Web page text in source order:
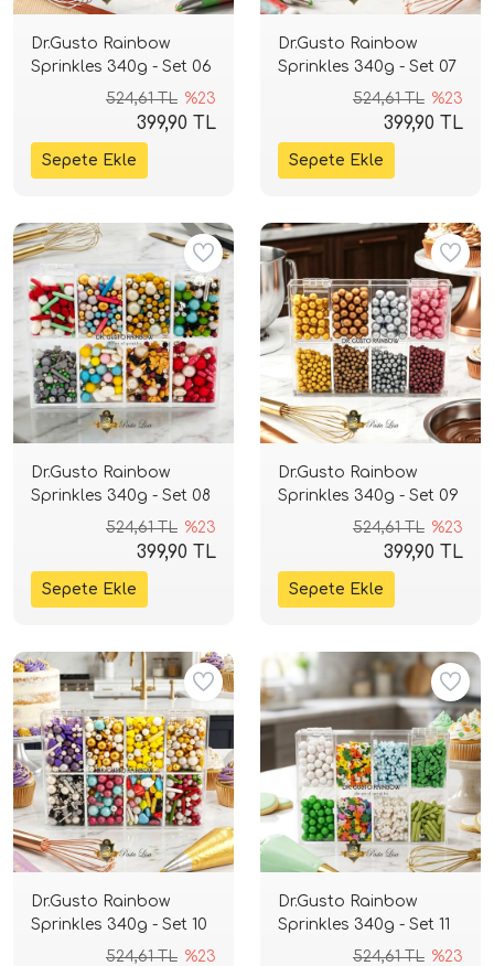
Dr.Gusto Rainbow
Sprinkles 340g - Set 06
524,61 TL %23
399,90 TL
Dr.Gusto Rainbow
Sprinkles 340g - Set 07
524,61 TL %23
399,90 TL
Dr.Gusto Rainbow
Sprinkles 340g - Set 08
524,61 TL %23
399,90 TL
Dr.Gusto Rainbow
Sprinkles 340g - Set 09
524,61 TL %23
399,90 TL
Dr.Gusto Rainbow
Sprinkles 340g - Set 10
524,61 TL %23
Dr.Gusto Rainbow
Sprinkles 340g - Set 11
524,61 TL %23